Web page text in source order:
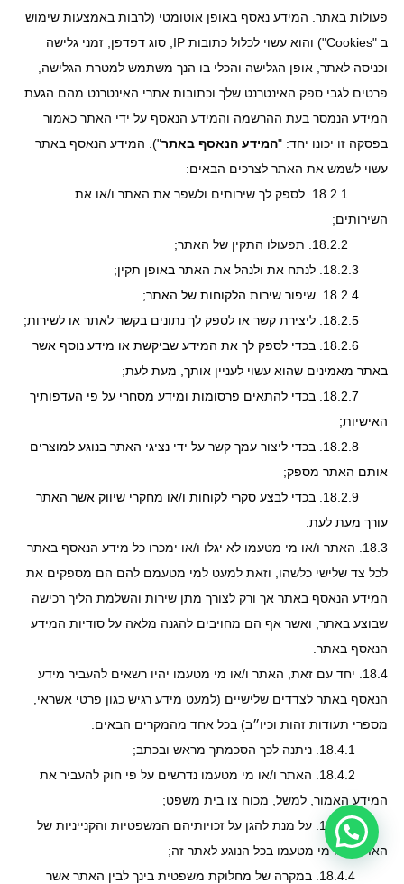
פעולות באתר. המידע נאסף באופן אוטומטי (לרבות באמצעות שימוש
ב "Cookies") והוא עשוי לכלול כתובות IP, סוג דפדפן, זמני גלישה
וכניסה לאתר, אופן הגלישה והכלי בו הנך משתמש למטרת הגלישה,
פרטים לגבי ספק האינטרנט שלך וכתובות אתרי האינטרנט מהם הגעת.
המידע הנמסר בעת ההרשמה והמידע הנאסף על ידי האתר כאמור
בפסקה זו יכונו יחד: "המידע הנאסף באתר"). המידע הנאסף באתר
עשוי לשמש את האתר לצרכים הבאים:
לספק לך שירותים ולשפר את האתר ו/או את
השירותים;
תפעולו התקין של האתר;
לנתח את ולנהל את האתר באופן תקין;
שיפור שירות הלקוחות של האתר;
ליצירת קשר או לספק לך נתונים בקשר לאתר או לשירות;
בכדי לספק לך את המידע שביקשת או מידע נוסף אשר
באתר מאמינים שהוא עשוי לעניין אותך, מעת לעת;
בכדי להתאים פרסומות ומידע מסחרי על פי העדפותיך
האישיות;
בכדי ליצור עמך קשר על ידי נציגי האתר בנוגע למוצרים
אותם האתר מספק;
בכדי לבצע סקרי לקוחות ו/או מחקרי שיווק אשר האתר
עורך מעת לעת.
18.3. האתר ו/או מי מטעמו לא יגלו ו/או ימכרו כל מידע הנאסף באתר
לכל צד שלישי כלשהו, וזאת למעט למי מטעמם להם הם מספקים את
המידע הנאסף באתר אך ורק לצורך מתן שירות והשלמת הליך רכישה
שבוצע באתר, ואשר אף הם מחויבים להגנה מלאה על סודיות המידע
הנאסף באתר.
18.4. יחד עם זאת, האתר ו/או מי מטעמו יהיו רשאים להעביר מידע
הנאסף באתר לצדדים שלישיים (למעט מידע רגיש כגון פרטי אשראי,
מספרי תעודות זהות וכיו״ב) בכל אחד מהמקרים הבאים:
18.4.2. האתר ו/או מי מטעמו נדרשים על פי חוק להעביר את
המידע האמור, למשל, מכוח צו בית משפט;
18.4.3. על מנת להגן על זכויותיהם המשפטיות והקנייניות של
האתר ו/או מי מטעמו בכל הנוגע לאתר זה;
18.4.4. במקרה של מחלוקת משפטית בינך לבין האתר אשר
צריכה עזרה?